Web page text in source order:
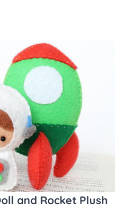
and Rocket Plush